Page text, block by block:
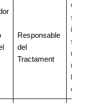
Responsable
del
Tractament
Còpia de
sol·licitud
inicial
segellada
resguard
certificat.